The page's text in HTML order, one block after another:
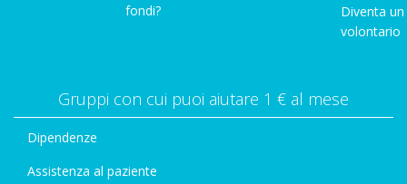
fondi?
Diventa un
volontario
Gruppi con cui puoi aiutare 1 € al mese
Dipendenze
Assistenza al paziente